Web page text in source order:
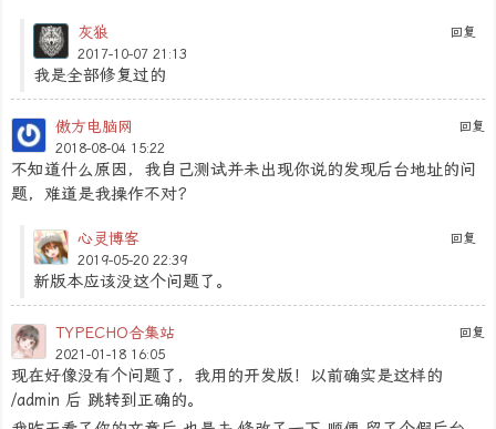
回复
灰狼
2017-10-07 21:13
我是全部修复过的
回复
傲方电脑网
2018-08-04 15:22
不知道什么原因，我自己测试并未出现你说的发现后台地址的问
题，难道是我操作不对？
回复
心灵博客
2019-05-20 22:39
新版本应该没这个问题了。
回复
TYPECHO合集站
2021-01-18 16:05
现在好像没有个问题了，我用的开发版！以前确实是这样的
/admin 后 跳转到正确的。